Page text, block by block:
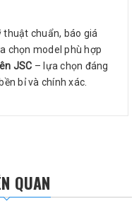
thuật chuẩn, báo giá
chọn model phù hợp
JSC – lựa chọn đáng
bỉ và chính xác.
QUAN